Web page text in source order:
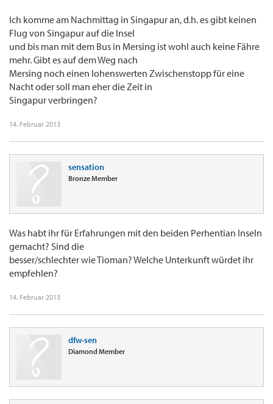
Ich komme am Nachmittag in Singapur an, d.h. es gibt keinen
Flug von Singapur auf die Insel
und bis man mit dem Bus in Mersing ist wohl auch keine Fähre
mehr. Gibt es auf dem Weg nach
Mersing noch einen lohenswerten Zwischenstopp für eine
Nacht oder soll man eher die Zeit in
Singapur verbringen?
14. Februar 2013
sensation
Bronze Member
Was habt ihr für Erfahrungen mit den beiden Perhentian Inseln
gemacht? Sind die
besser/schlechter wie Tioman? Welche Unterkunft würdet ihr
empfehlen?
14. Februar 2013
dfw-sen
Diamond Member